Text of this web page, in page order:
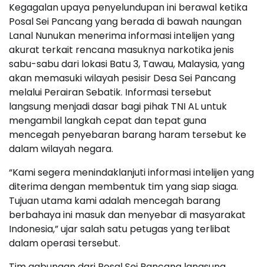
Kegagalan upaya penyelundupan ini berawal ketika
Posal Sei Pancang yang berada di bawah naungan
Lanal Nunukan menerima informasi intelijen yang
akurat terkait rencana masuknya narkotika jenis
sabu-sabu dari lokasi Batu 3, Tawau, Malaysia, yang
akan memasuki wilayah pesisir Desa Sei Pancang
melalui Perairan Sebatik. Informasi tersebut
langsung menjadi dasar bagi pihak TNI AL untuk
mengambil langkah cepat dan tepat guna
mencegah penyebaran barang haram tersebut ke
dalam wilayah negara.
“Kami segera menindaklanjuti informasi intelijen yang
diterima dengan membentuk tim yang siap siaga.
Tujuan utama kami adalah mencegah barang
berbahaya ini masuk dan menyebar di masyarakat
Indonesia,” ujar salah satu petugas yang terlibat
dalam operasi tersebut.